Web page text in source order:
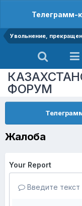
Телеграмм-
Увольнение,
ФОРУМ
Жалоба
Your Report
Введите